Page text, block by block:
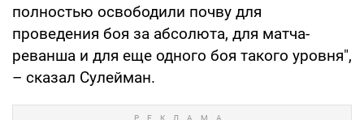
полностью освободили почву для
проведения боя за абсолюта, для матча-
реванша и для еще одного боя такого уровня",
– сказал Сулейман.